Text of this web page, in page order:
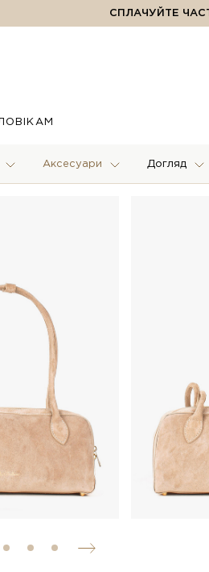
СПЛАЧУЙТЕ
Аксесуари Догляд